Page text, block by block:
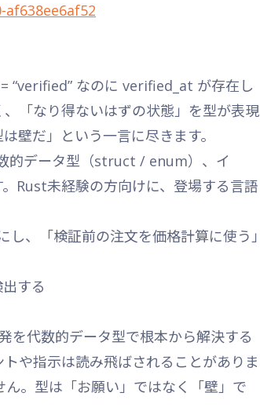
なのに verified_at が存在し
「なり得ないはずの状態」を型が表現
壁だ」という一言に尽きます。
的データ型（struct / enum）、イ
Rust未経験の方向けに、登場する言語
、「検証前の注文を価格計算に使う」
する
代数的データ型で根本から解決する
や指示は読み飛ばされることがありま
。型は「お願い」ではなく「壁」で